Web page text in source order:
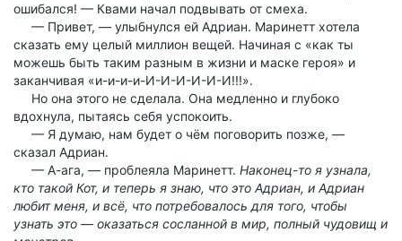
ошибался! — Квами начал подвывать от смеха.
— Привет, — улыбнулся ей Адриан. Маринетт хотела
сказать ему целый миллион вещей. Начиная с «как ты
можешь быть таким разным в жизни и маске героя» и
заканчивая «и-и-и-и-И-И-И-И-И-И!!!».
Но она этого не сделала. Она медленно и глубоко
вдохнула, пытаясь себя успокоить.
— Я думаю, нам будет о чём поговорить позже, —
сказал Адриан.
— А-ага, — проблеяла Маринетт. Наконец-то я узнала,
кто такой Кот, и теперь я знаю, что это Адриан, и Адриан
любит меня, и всё, что потребовалось для того, чтобы
узнать это — оказаться сосланной в мир, полный чудовищ и